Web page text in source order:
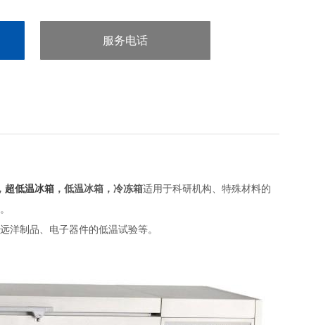
服务电话
， 超低温冰箱，低温冰箱，冷冻箱适用于科研机构、特殊材料的
洋制品、电子器件的低温试验等。